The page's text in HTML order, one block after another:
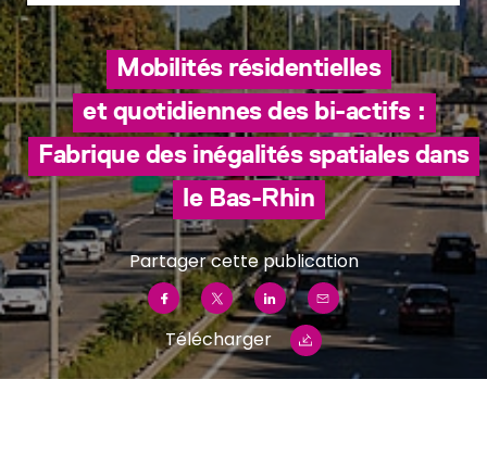
Mobilités résidentielles
et quotidiennes des bi-actifs :
Fabrique des inégalités spatiales dans
le Bas-Rhin
Partager cette publication
Télécharger